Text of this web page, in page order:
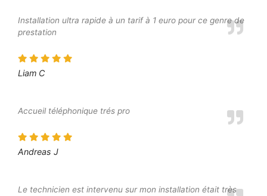
Installation ultra rapide à un tarif à 1 euro pour ce genre de
prestation
Liam C
Accueil téléphonique trés pro
Andreas J
Le technicien est intervenu sur mon installation était très